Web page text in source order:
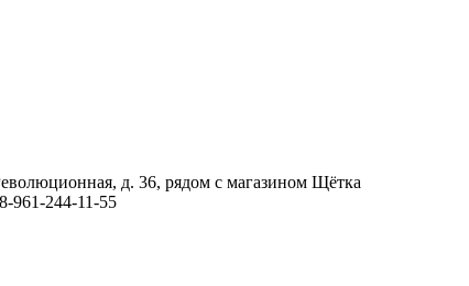
д. 36, рядом с магазином Щётка
961-244-11-55